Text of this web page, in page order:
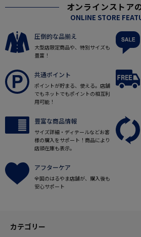
オンラインストア
ONLINE STORE
圧倒的な品揃え
大型店限定商品や、特別サイズも
豊富！
共通ポイント
ポイントが貯まる、使える。店舗
でもネットでもポイントの相互利
用可能！
豊富な商品情報
サイズ詳細・ディテールなどお客
様の購入をサポート！商品により
店頭在庫も表示。
アフターケア
全国のはるやま店舗が、購入後も
安心サポート
カテゴリー